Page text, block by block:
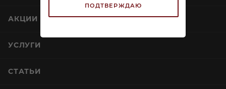
ПОДТВЕРЖДАЮ
АКЦИИ
УСЛУГИ
СТАТЬИ